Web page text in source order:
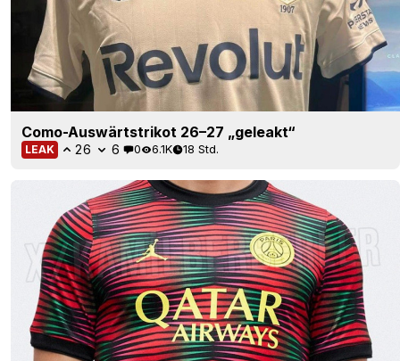
Como-Auswärtstrikot 26–27 „geleakt“
LEAK 26 6 0 6.1K 18 Std.